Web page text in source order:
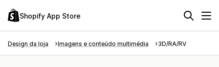
Shopify App Store
Design da loja Imagens e conteúdo multimédia 3D/RA/RV